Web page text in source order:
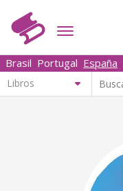
Brasil Portugal España